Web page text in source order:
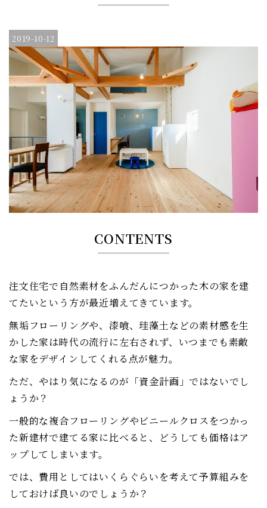
2019-10-12
CONTENTS
注文住宅で自然素材をふんだんにつかった木の家を建
てたいという方が最近増えてきています。
無垢フローリングや、漆喰、珪藻土などの素材感を生
かした家は時代の流行に左右されず、いつまでも素敵
な家をデザインしてくれる点が魅力。
ただ、やはり気になるのが「資金計画」ではないでし
ょうか？
一般的な複合フローリングやビニールクロスをつかっ
た新建材で建てる家に比べると、どうしても価格はア
ップしてしまいます。
では、費用としてはいくらぐらいを考えて予算組みを
しておけば良いのでしょうか？